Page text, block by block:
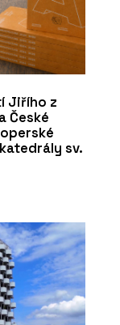
Jiřího z
České
sv.